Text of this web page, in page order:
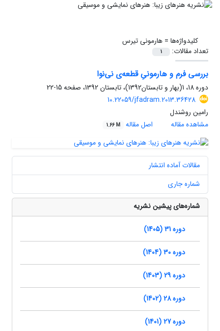
کلیدواژه‌ها =هارمونی تیرس
تعداد مقالات:
1
بررسی فرم و هارمونیِ قطعه‌ی نی‌نوا
دوره 18، 1(بهار و تابستان1392)، تابستان 1392، صفحه
15-22
10.22059/jfadram.2013.36428
رامین روشندل
مشاهده مقاله
اصل مقاله 1.66 M
مقالات آماده انتشار
شماره جاری
شماره‌های پیشین نشریه
دوره 31 (1405)
دوره 30 (1404)
دوره 29 (1403)
دوره 28 (1402)
دوره 27 (1401)